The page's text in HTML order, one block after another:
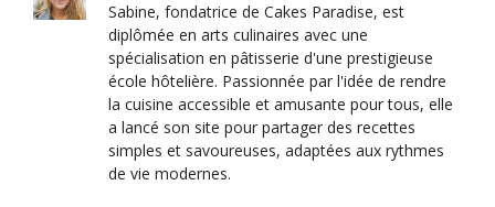
Sabine, fondatrice de Cakes Paradise, est
diplômée en arts culinaires avec une
spécialisation en pâtisserie d'une prestigieuse
école hôtelière. Passionnée par l'idée de rendre
la cuisine accessible et amusante pour tous, elle
a lancé son site pour partager des recettes
simples et savoureuses, adaptées aux rythmes
de vie modernes.